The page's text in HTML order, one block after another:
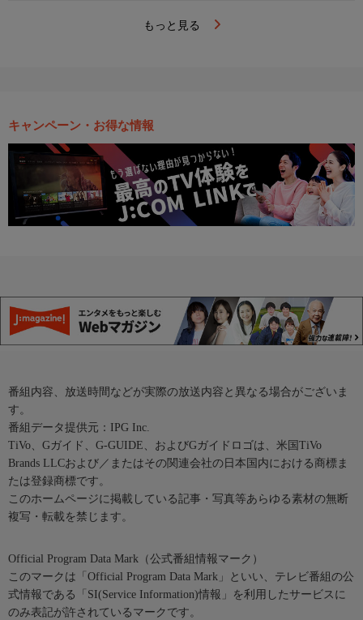
もっと見る
キャンペーン・お得な情報
番組内容、放送時間などが実際の放送内容と異なる場合がございま
す。
番組データ提供元：IPG Inc.
TiVo、Gガイド、G-GUIDE、およびGガイドロゴは、米国TiVo
Brands LLCおよび／またはその関連会社の日本国内における商標ま
たは登録商標です。
このホームページに掲載している記事・写真等あらゆる素材の無断
複写・転載を禁じます。
Official Program Data Mark（公式番組情報マーク）
このマークは「Official Program Data Mark」といい、テレビ番組の公
式情報である「SI(Service Information)情報」を利用したサービスに
のみ表記が許されているマークです。